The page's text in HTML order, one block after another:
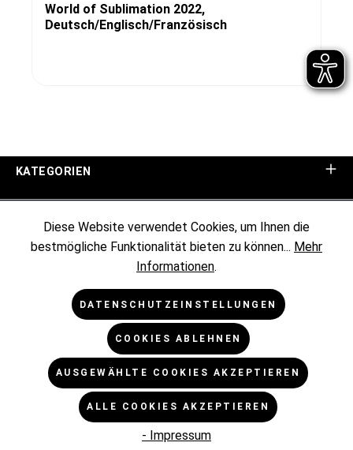
World of Sublimation 2022,
Deutsch/Englisch/Französisch
KATEGORIEN
KUNDENINFORMATIONEN
RECHTLICHES
* Alle Preise exkl. gesetzl. Mehrwertsteuer zzgl.
Versandkosten
und ggf. Nachnahmegebühren, wenn nicht
anders angegeben.
Diese Website verwendet Cookies, um Ihnen die
bestmögliche Funktionalität bieten zu können... Mehr
Informationen.
DATENSCHUTZEINSTELLUNGEN
COOKIES ABLEHNEN
AUSGEWÄHLTE COOKIES AKZEPTIEREN
ALLE COOKIES AKZEPTIEREN
- Impressum